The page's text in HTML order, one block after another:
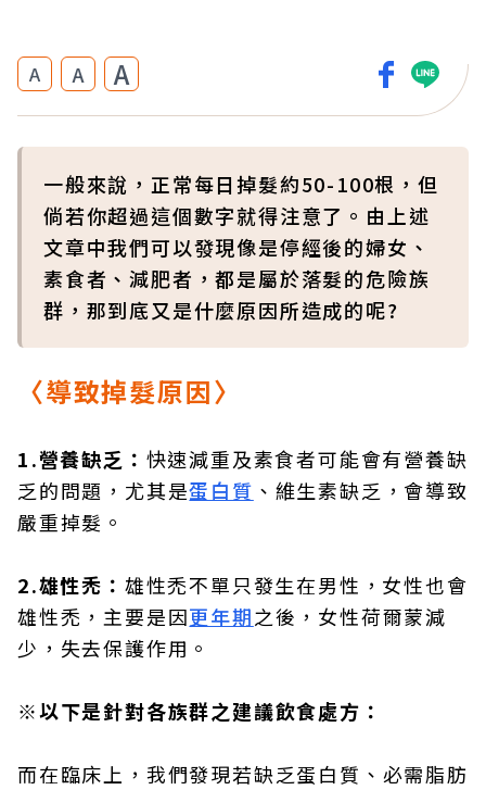
A A A
一般來說，正常每日掉髮約50-100根，但
倘若你超過這個數字就得注意了。由上述
文章中我們可以發現像是停經後的婦女、
素食者、減肥者，都是屬於落髮的危險族
群，那到底又是什麼原因所造成的呢?
〈導致掉髮原因〉
1.營養缺乏： 快速減重及素食者可能會有營養缺
乏的問題，尤其是蛋白質 、維生素缺乏，會導致
嚴重掉髮。
2.雄性禿： 雄性禿不單只發生在男性，女性也會
雄性禿，主要是因更年期之後，女性荷爾蒙減
少，失去保護作用。
※以下是針對各族群之建議飲食處方：
而在臨床上，我們發現若缺乏蛋白質、必需脂肪